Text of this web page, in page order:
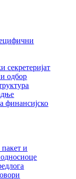
секретеријат
одбор
финансијско
и